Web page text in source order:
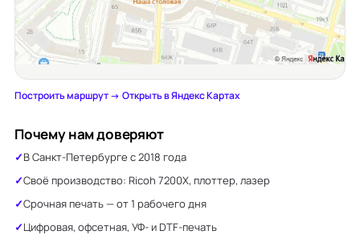
Построить маршрут →·Открыть в Яндекс Картах
Почему нам доверяют
В Санкт-Петербурге с 2018 года
Своё производство: Ricoh 7200X, плоттер, лазер
Срочная печать — от 1 рабочего дня
Цифровая, офсетная, УФ- и DTF-печать